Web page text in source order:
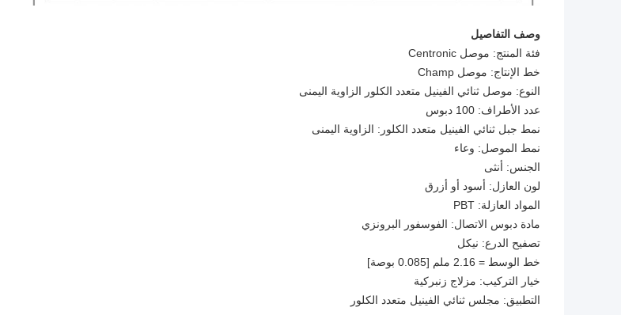
وصف التفاصيل
فئة المنتج: موصل Centronic
خط الإنتاج: موصل Champ
النوع: موصل ثنائي الفينيل متعدد الكلور الزاوية اليمنى
عدد الأطراف: 100 دبوس
نمط جبل ثنائي الفينيل متعدد الكلور: الزاوية اليمنى
نمط الموصل: وعاء
الجنس: أنثى
لون العازل: أسود أو أزرق
المواد العازلة: PBT
مادة دبوس الاتصال: الفوسفور البرونزي
تصفيح الدرع: نيكل
خط الوسط = 2.16 ملم [0.085 بوصة]
خيار التركيب: مزلاج زنبركية
التطبيق: مجلس ثنائي الفينيل متعدد الكلور